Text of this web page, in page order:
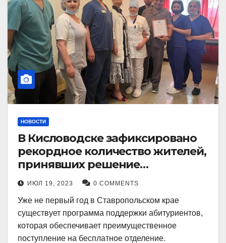
НОВОСТИ
В Кисловодске зафиксировано
рекордное количество жителей,
принявших решение
воспользоваться
установленными мерами, с
целью поступления в
медицинский вуз в районе.
ИЮЛ 19, 2023 0 COMMENTS
Уже не первый год в Ставропольском крае
существует программа поддержки абитуриентов,
которая обеспечивает преимущественное
поступление на бесплатное отделение.